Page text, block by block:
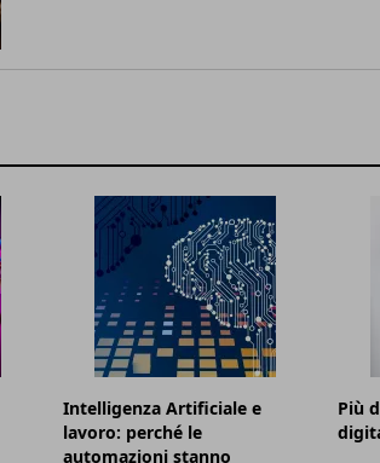
Intelligenza Artificiale e
lavoro: perché le
automazioni stanno
Più